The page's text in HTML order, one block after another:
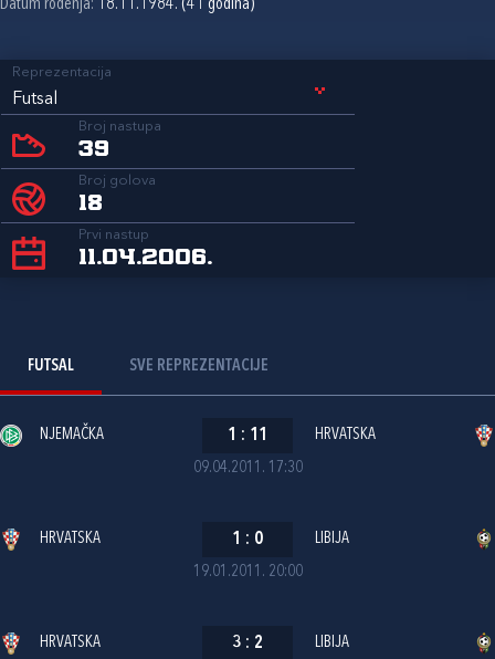
Datum rođenja: 18.11.1984. (41 godina)
Reprezentacija
Futsal
Broj nastupa
39
Broj golova
18
Prvi nastup
11.04.2006.
FUTSAL SVE REPREZENTACIJE
09.04.2011. 17:30
NJEMAČKA 1 : 11 HRVATSKA
19.01.2011. 20:00
HRVATSKA 1 : 0 LIBIJA
HRVATSKA 3 : 2 LIBIJA